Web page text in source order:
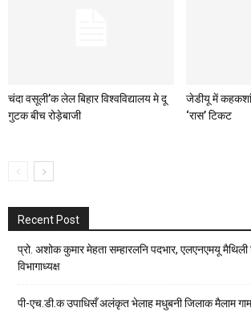
चंदा वसूली’क लेल बिहार विश्वविद्यालय मे दू
गुटक बीच रोड़ेबाजी
जेडीयू में
‘रास’ टिकट
Recent Post
प्रो. अशोक कुमार मेहता सम्हारलनि पदभार, एलएनएमयू
विभागाध्यक्ष
पी-एच.डी.क उपाधिसँ अलंकृत भेलाह मधुबनी जिलाक मैलाम गाम